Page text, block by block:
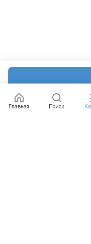
Главная Поиск